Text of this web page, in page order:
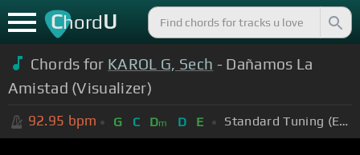
ChordU
Chords for KAROL G, Sech - Dañamos La
Amistad (Visualizer)
92.95 bpm G C Dm D E Standard Tuning (EADGBE)